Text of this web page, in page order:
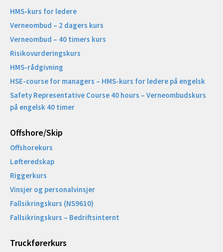
HMS-kurs for ledere
Verneombud – 2 dagers kurs
Verneombud – 40 timers kurs
Risikovurderingskurs
HMS-rådgivning
HSE-course for managers – HMS-kurs for ledere på engelsk
Safety Representative Course 40 hours – Verneombudskurs
på engelsk 40 timer
Offshore/Skip​
Offshorekurs
Løfteredskap
Riggerkurs
Vinsjer og personalvinsjer
Fallsikringskurs (NS9610)
Fallsikringskurs – Bedriftsinternt
Truckførerkurs